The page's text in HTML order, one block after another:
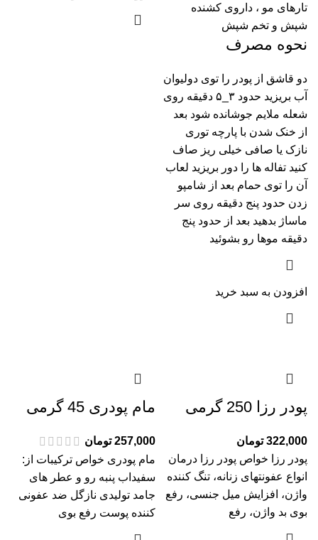
تارهای مو ، داروی کشنده
شپش و تخم شپش
نحوه مصرف
دو قاشق از پودر را توی دولیوان
آب بریزید حدود ۳_۵ دقیقه روی
شعله ملایم جوشانده شود بعد
از خنک شدن با پارچه توری
نازک یا صافی خیلی ریز صاف
کنید تفاله ها را دور بریزید لعاب
آن را توی حمام بعد از شامپو
زدن حدود پنج دقیقه روی سر
ماساژ بدهید بعد از حدود پنج
دقیقه موها رو بشوئید
افزودن به سبد خرید
پودر رزا 250 گرمی
322,000 تومان
پودر رزا خواص پودر رزا درمان
انواع عفونتهای زنانه، تنگ کننده
واژن، افزایش میل جنسی، رفع
بوی بد واژن، رفع
مام پودری 45 گرمی
257,000 تومان
مام پودری خواص ترکیبات از:
سفیداب پنبه رو و عطر های
جامد تولیدی نازگل ضد عفونی
کننده پوست رفع بوی